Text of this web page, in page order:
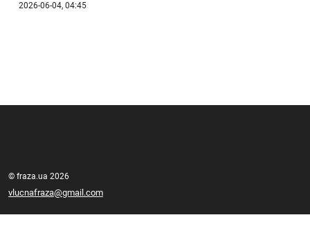
2026-06-04, 04:45
© fraza.ua 2026
vlucnafraza@gmail.com